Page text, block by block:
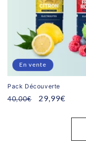
En vente
Pack Découverte
Prix
40,00€
Prix
29,99€